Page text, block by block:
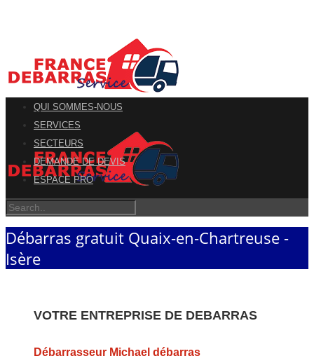
QUI SOMMES-NOUS
SERVICES
SECTEURS
DEMANDE DE DEVIS
ESPACE PRO
Débarras gratuit Quaix-en-Chartreuse -
Isère
VOTRE ENTREPRISE DE DEBARRAS
Débarrasseur Michael débarras